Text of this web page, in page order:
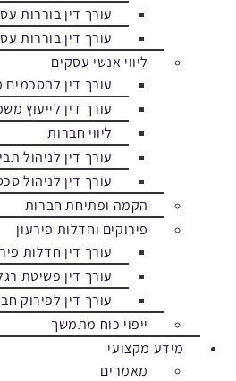
עורך דין בוררות
עורך דין בוררות
ליווי אנשי עסקים
עורך דין להסכמים
עורך דין לייעוץ
ליווי חברות
עורך דין לניהול
עורך דין לניהול
הקמה ופתיחת חברות
פירוקים וחדלות פירעון
עורך דין חדלות
עורך דין פשיטת
עורך דין לפירוק
ייפוי כוח מתמשך
מידע מקצועי
מאמרים